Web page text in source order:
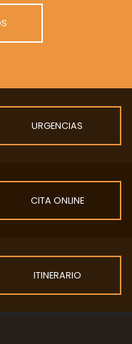
URGENCIAS
CITA ONLINE
ITINERARIO